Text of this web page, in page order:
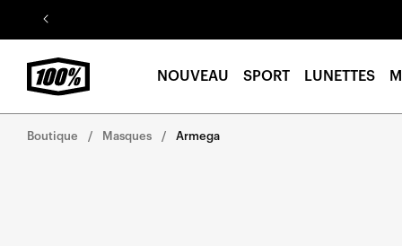
Aller au
contenu
NOUVEAU SPORT LUNETTES
Boutique Masques Armega